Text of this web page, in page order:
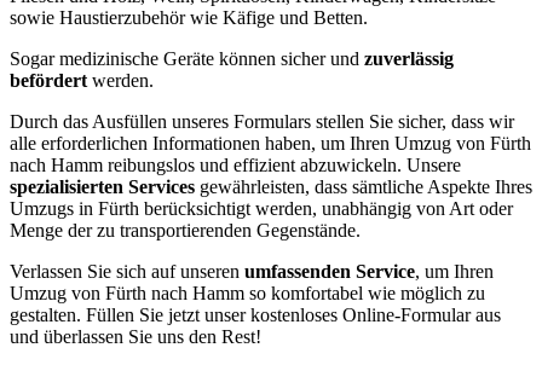
sowie Haustierzubehör wie Käfige und Betten.
Sogar medizinische Geräte können sicher und zuverlässig
befördert werden.
Durch das Ausfüllen unseres Formulars stellen Sie sicher, dass wir
alle erforderlichen Informationen haben, um Ihren Umzug von Fürth
nach Hamm reibungslos und effizient abzuwickeln. Unsere
spezialisierten Services gewährleisten, dass sämtliche Aspekte Ihres
Umzugs in Fürth berücksichtigt werden, unabhängig von Art oder
Menge der zu transportierenden Gegenstände.
Verlassen Sie sich auf unseren umfassenden Service, um Ihren
Umzug von Fürth nach Hamm so komfortabel wie möglich zu
gestalten. Füllen Sie jetzt unser kostenloses Online-Formular aus
und überlassen Sie uns den Rest!